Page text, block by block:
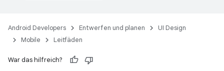
Android Developers Entwerfen und planen
UI Design
Mobile
Leitfäden
War das hilfreich?